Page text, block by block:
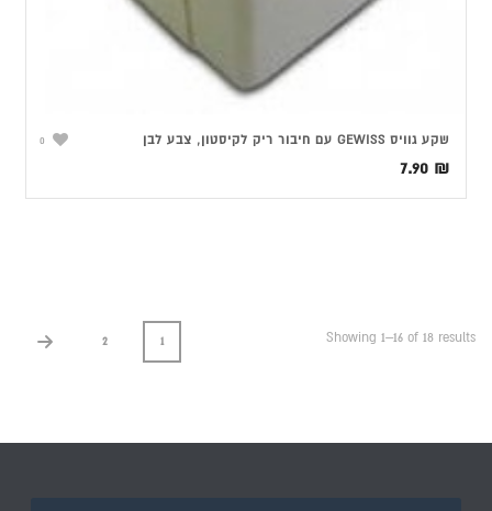
0 שקע גוויס GEWISS עם חיבור ריק לקיסטון, צבע לבן
7.90 ₪
1
2 Showing 1–16 of 18 results